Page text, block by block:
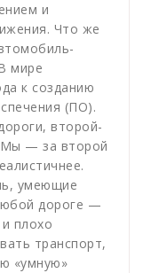
и
Что же
мире
к созданию
(ПО).
второй-
— за второй
умеющие
дороге —
плохо
транспорт,
«умную»